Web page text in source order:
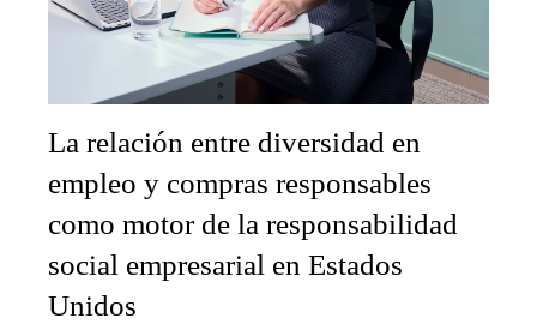
La relación entre diversidad en
empleo y compras responsables
como motor de la responsabilidad
social empresarial en Estados
Unidos